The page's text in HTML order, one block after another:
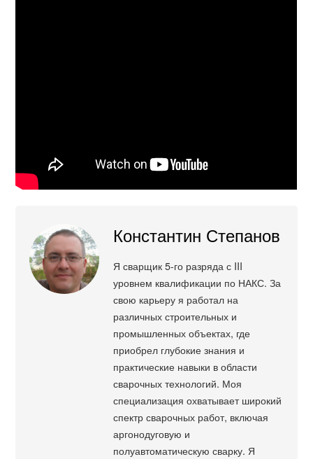
Константин Степанов
Я сварщик 5-го разряда с III
уровнем квалификации по НАКС. За
свою карьеру я работал на
различных строительных и
промышленных объектах, где
приобрел глубокие знания и
практические навыки в области
сварочных технологий. Моя
специализация охватывает широкий
спектр сварочных работ, включая
аргонодуговую и
полуавтоматическую сварку. Я